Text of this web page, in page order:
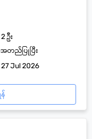
အတည်ပြုပြီး
2 ဦး
27 Jul 2026